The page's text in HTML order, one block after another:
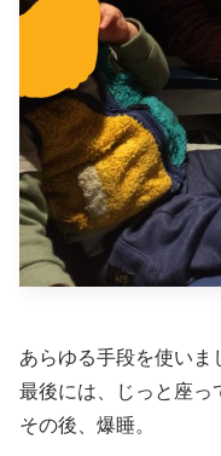
あらゆる手段を使いま
最後には、じっと座っ
その後、爆睡。